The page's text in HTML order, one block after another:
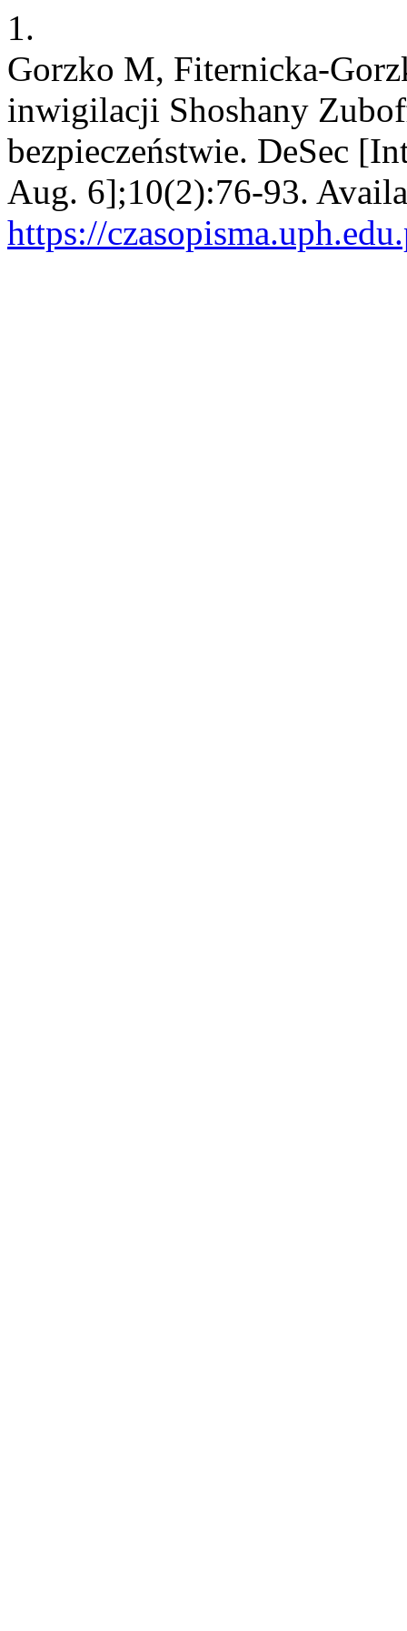
1.
Gorzko M, Fiternicka-
inwigilacji Shoshany
bezpieczeństwie. DeSec
Aug. 6];10(2):76-93.
https://